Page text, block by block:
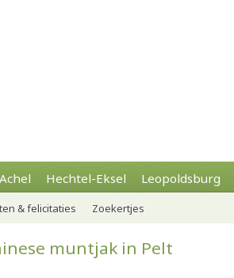
Hechtel-Eksel Leopoldsburg
& felicitaties Zoekertjes
muntjak in Pelt